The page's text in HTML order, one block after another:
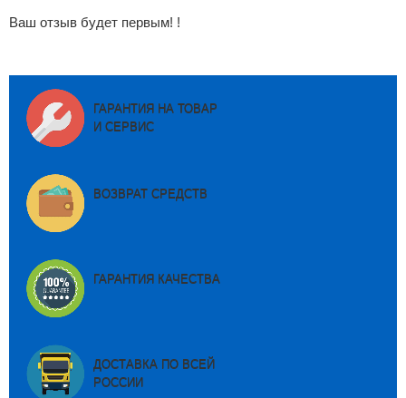
Ваш отзыв будет первым! !
ГАРАНТИЯ НА ТОВАР
И СЕРВИС
ВОЗВРАТ СРЕДСТВ
ГАРАНТИЯ КАЧЕСТВА
ДОСТАВКА ПО ВСЕЙ
РОССИИ